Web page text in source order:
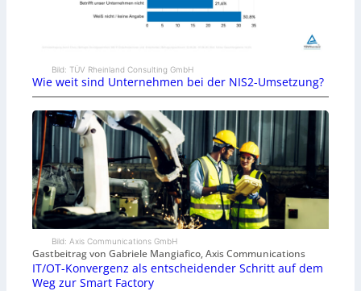
Bild: TÜV Rheinland Consulting GmbH
Wie weit sind Unternehmen bei der NIS2-Umsetzung?
Bild: Axis Communications GmbH
Gastbeitrag von Gabriele Mangiafico, Axis Communications
IT/OT-Konvergenz als entscheidender Schritt auf dem
Weg zur Smart Factory